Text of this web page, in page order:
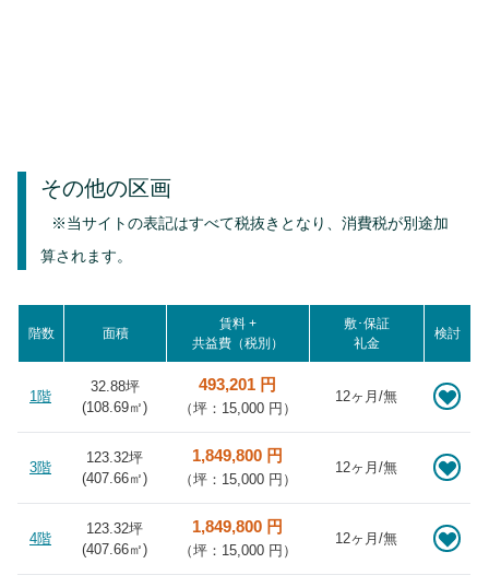
その他の区画
※当サイトの表記はすべて税抜きとなり、消費税が別途加
算されます。
階数 面積
賃料 +
共益費（税別）
敷･保証
礼金
検討
1階
32.88坪
(108.69㎡)
493,201 円
（坪：15,000 円）
12ヶ月/無
3階
123.32坪
(407.66㎡)
1,849,800 円
（坪：15,000 円）
12ヶ月/無
4階
123.32坪
(407.66㎡)
1,849,800 円
（坪：15,000 円）
12ヶ月/無